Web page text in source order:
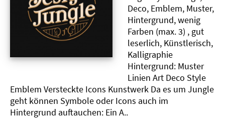
Deco, Emblem, Muster,
Hintergrund, wenig
Farben (max. 3) , gut
leserlich, Künstlerisch,
Kalligraphie
Hintergrund: Muster
Linien Art Deco Style
Emblem Versteckte Icons Kunstwerk Da es um Jungle
geht können Symbole oder Icons auch im
Hintergrund auftauchen: Ein A..